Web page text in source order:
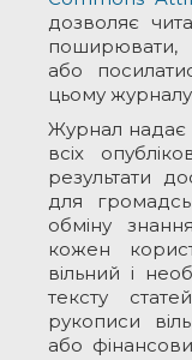
дозволяє
поширювати,
або
цьому
Журнал надає
всіх
результати
для
обміну
кожен
вільний і
тексту
рукописи
або